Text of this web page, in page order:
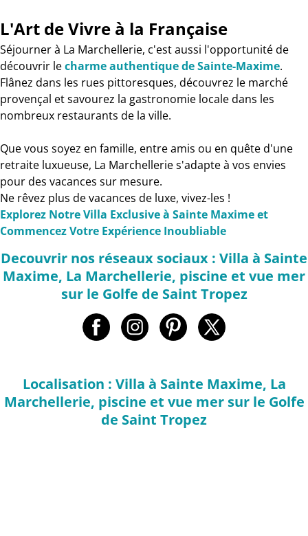
L'Art de Vivre à la Française
Séjourner à La Marchellerie, c'est aussi l'opportunité de
découvrir lecharme authentique de Sainte-Maxime.
Flânez dans les rues pittoresques, découvrez le marché
provençal et savourez la gastronomie locale dans les
nombreux restaurants de la ville.
Que vous soyez en famille, entre amis ou en quête d'une
retraite luxueuse, La Marchellerie s'adapte à vos envies
pour des vacances sur mesure.
Ne rêvez plus de vacances de luxe, vivez-les !
Explorez Notre Villa Exclusive à Sainte Maxime et
Commencez Votre Expérience Inoubliable
Decouvrir nos réseaux sociaux : Villa à Sainte
Maxime, La Marchellerie, piscine et vue mer
sur le Golfe de Saint Tropez
Localisation : Villa à Sainte Maxime, La
Marchellerie, piscine et vue mer sur le Golfe
de Saint Tropez